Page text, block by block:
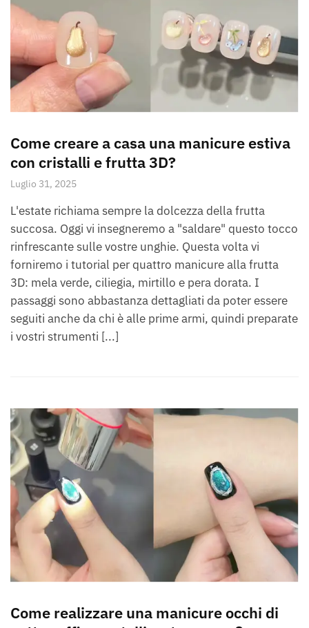
Come creare a casa una manicure estiva
con cristalli e frutta 3D?
Luglio 31, 2025
L'estate richiama sempre la dolcezza della frutta
succosa. Oggi vi insegneremo a "saldare" questo tocco
rinfrescante sulle vostre unghie. Questa volta vi
forniremo i tutorial per quattro manicure alla frutta
3D: mela verde, ciliegia, mirtillo e pera dorata. I
passaggi sono abbastanza dettagliati da poter essere
seguiti anche da chi è alle prime armi, quindi preparate
i vostri strumenti [...]
Come realizzare una manicure occhi di